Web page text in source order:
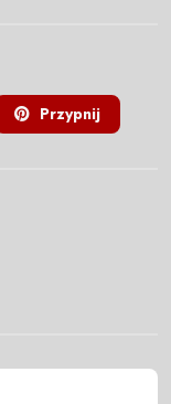
Przypnij